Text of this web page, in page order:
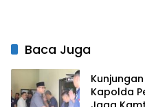
Baca Juga
Kapolda